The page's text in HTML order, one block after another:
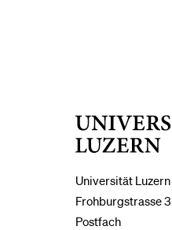
Universität Luzern
Frohburgstrasse 3
Postfach